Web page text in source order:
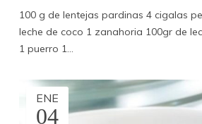
100 g de lentejas pardinas 4 cigalas
leche de coco 1 zanahoria 100gr de
1 puerro 1…
ENE
04